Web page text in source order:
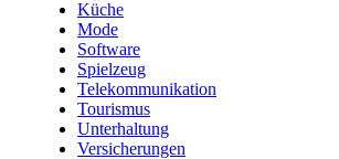
Küche
Mode
Software
Spielzeug
Telekommunikation
Tourismus
Unterhaltung
Versicherungen